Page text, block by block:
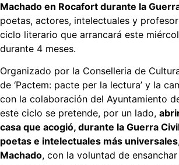
Machado en Rocafort durante la
poetas, actores, intelectuales y
ciclo literario que arrancará este
durante 4 meses.
Organizado por la Conselleria de
de ‘Pactem: pacte per la lectura’ y la
con la colaboración del Ayuntamiento
este ciclo se pretende, por un lado,
casa que acogió, durante la Guerra
poetas e intelectuales más
Machado, con la voluntad de